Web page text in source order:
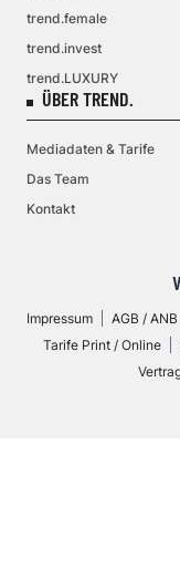
trend.female
trend.invest
trend.LUXURY
ÜBER TREND.
Mediadaten & Tarife
Das Team
Kontakt
Impressum AGB / ANB
Tarife Print / Online